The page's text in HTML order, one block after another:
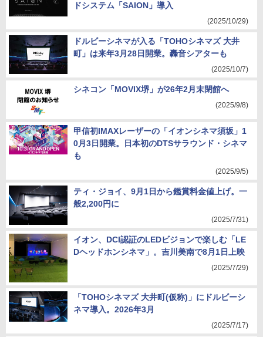
ドシステム「SAION」導入
(2025/10/29)
ドルビーシネマが入る「TOHOシネマズ 大井
町」は来年3月28日開業。轟音シアターも
(2025/10/7)
シネコン「MOVIX堺」が26年2月末閉館へ
(2025/9/8)
甲信初IMAXレーザーの「イオンシネマ須坂」1
0月3日開業。日本初のDTSサラウンド・シネマ
も
(2025/9/5)
ティ・ジョイ、9月1日から鑑賞料金値上げ。一
般2,200円に
(2025/7/31)
イオン、DCI認証のLEDビジョンで楽しむ「LE
Dヘッドホンシネマ」。吉川美南で8月1日上映
(2025/7/29)
「TOHOシネマズ 大井町(仮称)」にドルビーシ
ネマ導入。2026年3月
(2025/7/17)